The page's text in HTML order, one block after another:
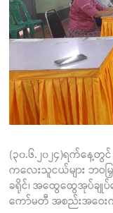
(၃၀.၆.၂၀၂၄)ရက်နေ့တွင်
ကလေးသူငယ်များ ဘဝ
ခရိုင်၊ အထွေထွေအုပ်ချုပ်
ကော်မတီ အစည်းအဝေ